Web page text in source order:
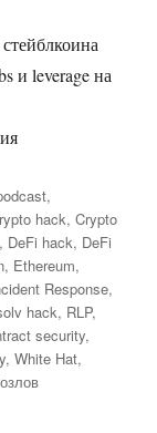
и leverage на
,
hack,Crypto
, DeFi hack, DeFi
, Ethereum,
Response,
hack, RLP,
security,
,White Hat,